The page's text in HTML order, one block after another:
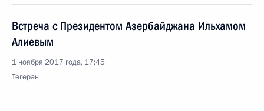
Встреча с Президентом Азербайджана Ильхамом
Алиевым
1 ноября 2017 года, 17:45
Тегеран